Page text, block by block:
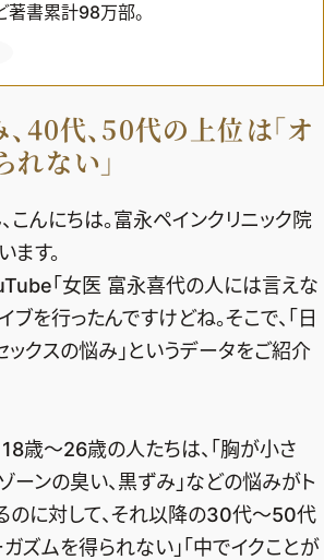
エクラプレミアム通販
著書累計98万部。
40代、50代の上位は「オ
れない」
こんにちは。富永ペインクリニック院
ます。
「女医 富永喜代の人には言えな
を行ったんですけどね。そこで、「日
クスの悩み」というデータをご紹介
歳〜26歳の人たちは、「胸が小さ
ーンの臭い、黒ずみ」などの悩みがト
のに対して、それ以降の30代〜50代
ガズムを得られない」「中でイクことが